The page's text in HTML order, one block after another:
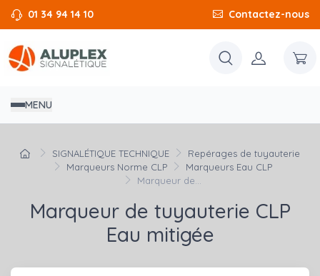
01 34 94 14 10 Contactez-nous
MENU
SIGNALÉTIQUE TECHNIQUE
Repérages de tuyauterie
Marqueurs Norme CLP
Marqueurs Eau CLP
Marqueur de...
Marqueur de tuyauterie CLP
Eau mitigée